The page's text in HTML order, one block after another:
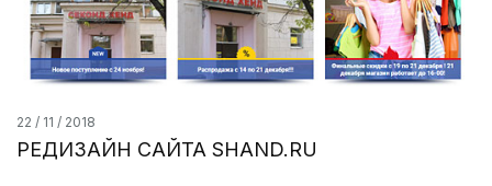
22 / 11 / 2018
РЕДИЗАЙН САЙТА SHAND.RU